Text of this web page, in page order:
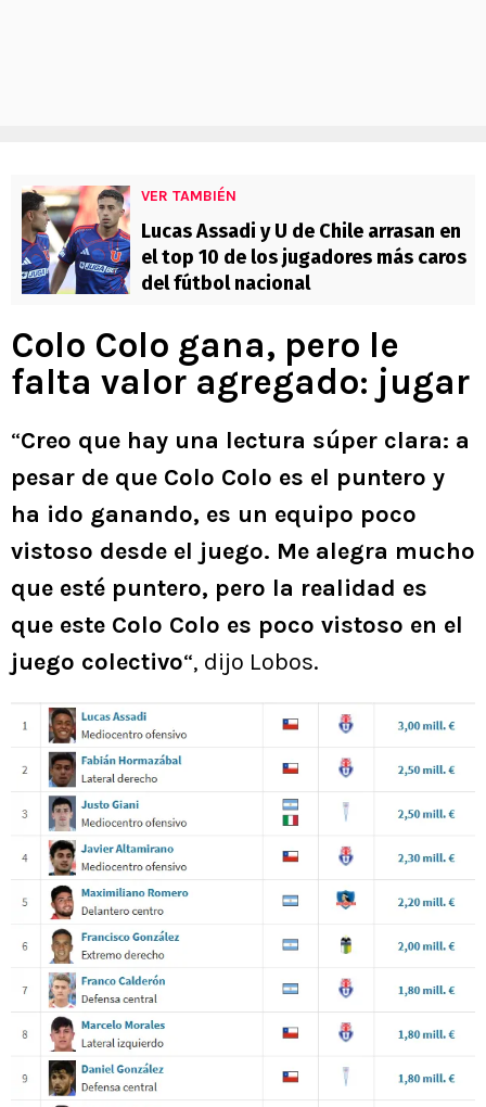
VER TAMBIÉN
Lucas Assadi y U de Chile arrasan en
el top 10 de los jugadores más caros
del fútbol nacional
Colo Colo gana, pero le
falta valor agregado: jugar
“Creo que hay una lectura súper clara: a
pesar de que Colo Colo es el puntero y
ha ido ganando, es un equipo poco
vistoso desde el juego. Me alegra mucho
que esté puntero, pero la realidad es
que este Colo Colo es poco vistoso en el
juego colectivo“, dijo Lobos.